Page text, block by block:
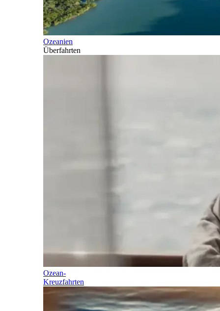
Ozeanien
Überfahrten
Ozean-
Kreuzfahrten